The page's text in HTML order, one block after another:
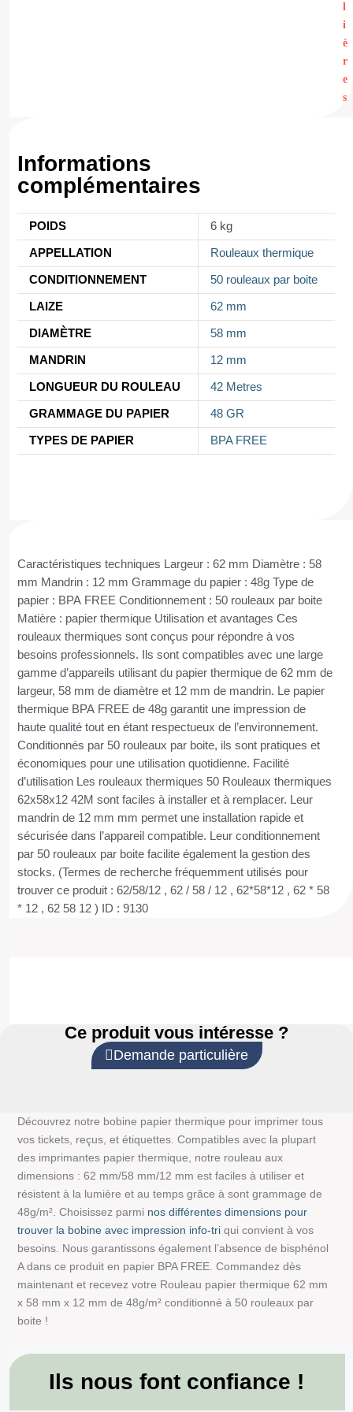
l
i
è
r
e
s
Informations
complémentaires
POIDS 6 kg
APPELLATION Rouleaux thermique
CONDITIONNEMENT 50 rouleaux par boite
LAIZE 62 mm
DIAMÈTRE 58 mm
MANDRIN 12 mm
LONGUEUR DU ROULEAU 42 Metres
GRAMMAGE DU PAPIER 48 GR
TYPES DE PAPIER BPA FREE
Caractéristiques techniques Largeur : 62 mm Diamètre : 58
mm Mandrin : 12 mm Grammage du papier : 48g Type de
papier : BPA FREE Conditionnement : 50 rouleaux par boite
Matière : papier thermique Utilisation et avantages Ces
rouleaux thermiques sont conçus pour répondre à vos
besoins professionnels. Ils sont compatibles avec une large
gamme d’appareils utilisant du papier thermique de 62 mm de
largeur, 58 mm de diamètre et 12 mm de mandrin. Le papier
thermique BPA FREE de 48g garantit une impression de
haute qualité tout en étant respectueux de l’environnement.
Conditionnés par 50 rouleaux par boite, ils sont pratiques et
économiques pour une utilisation quotidienne. Facilité
d’utilisation Les rouleaux thermiques 50 Rouleaux thermiques
62x58x12 42M sont faciles à installer et à remplacer. Leur
mandrin de 12 mm mm permet une installation rapide et
sécurisée dans l’appareil compatible. Leur conditionnement
par 50 rouleaux par boite facilite également la gestion des
stocks. (Termes de recherche fréquemment utilisés pour
trouver ce produit : 62/58/12 , 62 / 58 / 12 , 62*58*12 , 62 * 58
* 12 , 62 58 12 ) ID : 9130
Ce produit vous intéresse ?
Demande particulière
Découvrez notre bobine papier thermique pour imprimer tous
vos tickets, reçus, et étiquettes. Compatibles avec la plupart
des imprimantes papier thermique, notre rouleau aux
dimensions : 62 mm/58 mm/12 mm est faciles à utiliser et
résistent à la lumière et au temps grâce à sont grammage de
48g/m². Choisissez parmi nos différentes dimensions pour
trouver la bobine avec impression info-tri qui convient à vos
besoins. Nous garantissons également l’absence de bisphénol
A dans ce produit en papier BPA FREE. Commandez dès
maintenant et recevez votre Rouleau papier thermique 62 mm
x 58 mm x 12 mm de 48g/m² conditionné à 50 rouleaux par
boite !
Ils nous font confiance !